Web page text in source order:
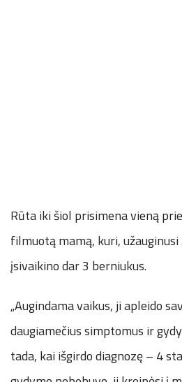
Rūta iki šiol prisimena vieną
filmuotą mamą, kuri, užauginusi
įsivaikino dar 3 berniukus.
„Augindama vaikus, ji apleido
daugiamečius simptomus ir
tada, kai išgirdo diagnozę – 4